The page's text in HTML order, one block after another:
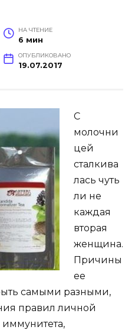
НА ЧТЕНИЕ
6 мин
ОПУБЛИКОВАНО
19.07.2017
С
молочни
цей
сталкива
лась чуть
ли не
каждая
вторая
женщина.
Причины
ее
самыми разными,
правил личной
иммунитета,